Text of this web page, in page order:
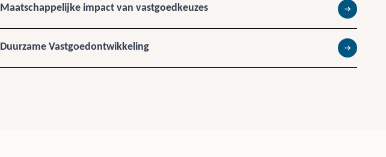
Maatschappelijke impact van vastgoedkeuzes
Lees meer
Duurzame Vastgoedontwikkeling
Lees meer